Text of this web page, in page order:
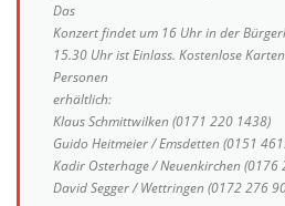
Das
Konzert findet um 16 Uhr in der
15.30 Uhr ist Einlass. Kostenlose
Personen
erhältlich:
Klaus Schmittwilken (0171 220 1438)
Guido Heitmeier / Emsdetten (0151
Kadir Osterhage / Neuenkirchen (0176
David Segger / Wettringen (0172 276